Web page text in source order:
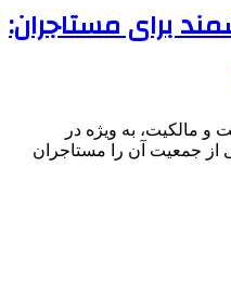
برای مستاجران:
و مالکیت، به ویژه در
جمعیت آن را مستاجران